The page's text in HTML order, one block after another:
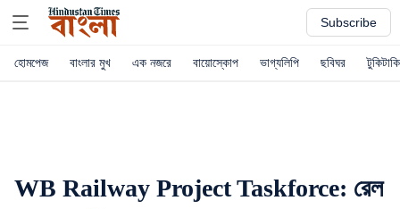
Subscribe
হোমপেজ বাংলার মুখ এক নজরে বায়োস্কোপ ভাগ্যলিপি ছবিঘর টুকিটাকি
WB Railway Project Taskforce: রেল